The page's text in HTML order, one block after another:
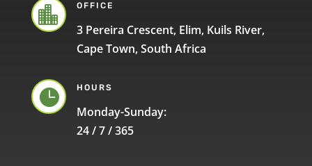
 OFFICE
3 Pereira Crescent, Elim, Kuils River,
Cape Town, South Africa
 HOURS
Monday-Sunday:
24 / 7 / 365